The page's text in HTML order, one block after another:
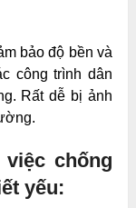
bảo độ bền và
công trình dân
Rất dễ bị ảnh
chống
yếu: